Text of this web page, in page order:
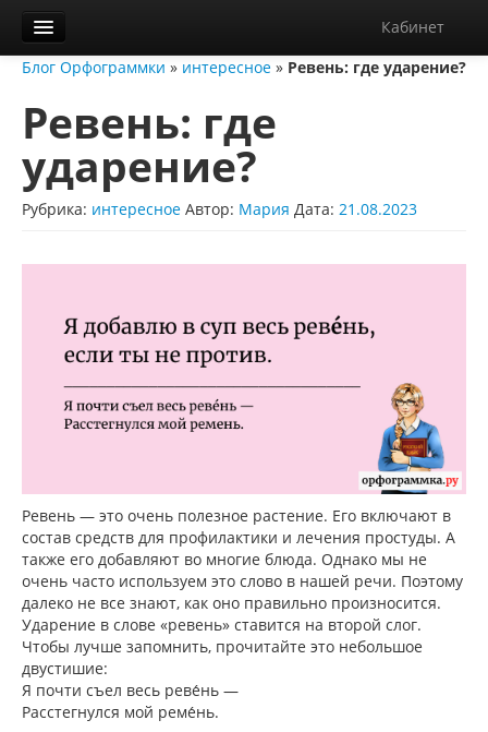
Кабинет
Орфограммка
Библиотека
Блог
О нас
Диктанты
Блог Орфограммки » интересное » Ревень: где ударение?
Ревень: где
ударение?
Рубрика: интересное Автор: Мария Дата: 21.08.2023
Ревень — это очень полезное растение. Его включают в
состав средств для профилактики и лечения простуды. А
также его добавляют во многие блюда. Однако мы не
очень часто используем это слово в нашей речи. Поэтому
далеко не все знают, как оно правильно произносится.
Ударение в слове «ревень» ставится на второй слог.
Чтобы лучше запомнить, прочитайте это небольшое
двустишие:
Я почти съел весь реве́нь —
Расстегнулся мой реме́нь.